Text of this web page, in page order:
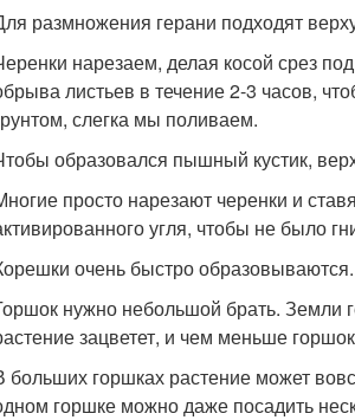
размножения герани подходят
нарезаем, делая косой срез
листьев в течение 2-3 часов,
слегка мы поливаем.
образовался пышный кустик,
просто нарезают черенки и
угля, чтобы не было
очень быстро
нужно небольшой брать. Земли
зацветет, и чем меньше
больших горшках растение может
горшке можно даже посадить